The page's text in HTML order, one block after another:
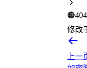
🟠404
修改
上一